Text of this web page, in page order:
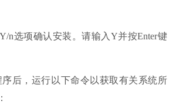
n选项确认安装。请输入Y并按Enter键
序后，运行以下命令以获取有关系统所